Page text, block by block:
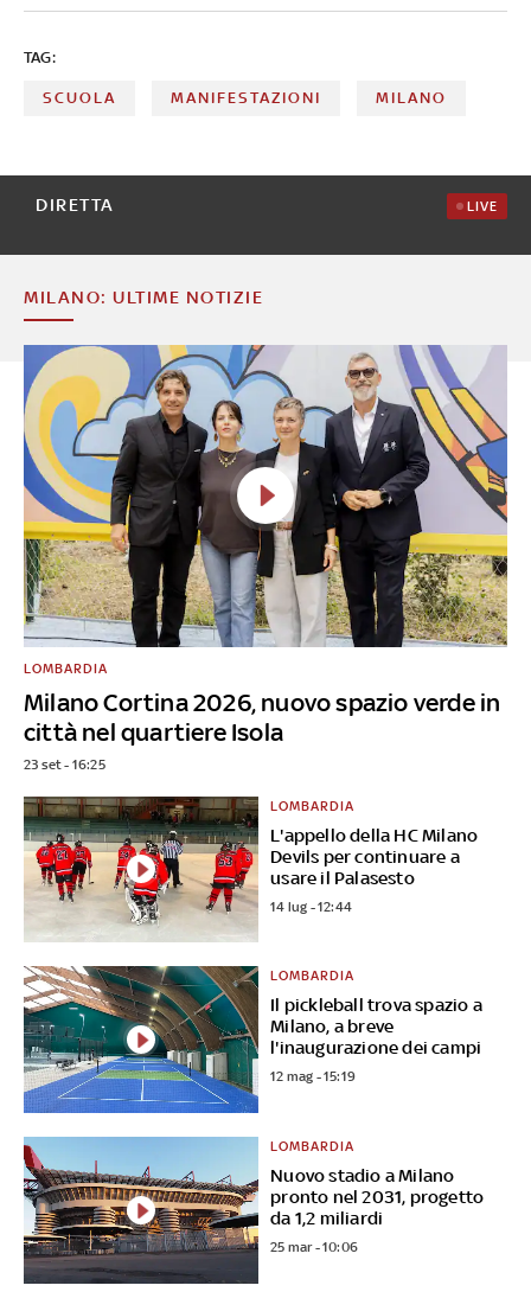
TAG:
SCUOLA MANIFESTAZIONI MILANO
DIRETTA LIVE
MILANO: ULTIME NOTIZIE
Milano Cortina 2026, nuovo spazio verde in
città nel quartiere Isola
LOMBARDIA
23 set - 16:25
L'appello della HC Milano
Devils per continuare a
usare il Palasesto
LOMBARDIA
14 lug - 12:44
Il pickleball trova spazio a
Milano, a breve
l'inaugurazione dei campi
LOMBARDIA
12 mag - 15:19
Nuovo stadio a Milano
pronto nel 2031, progetto
da 1,2 miliardi
LOMBARDIA
25 mar - 10:06